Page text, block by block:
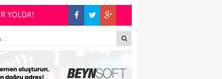
çıkmıştı
DÜNYASININ